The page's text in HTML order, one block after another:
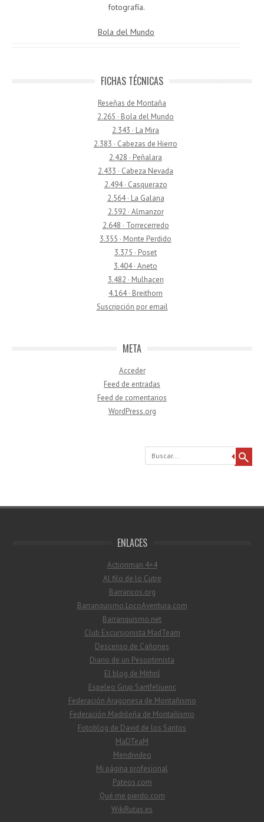
fotografía.
Bola del Mundo
FICHAS TÉCNICAS
Reseñas de Montaña
2.265 · Bola del Mundo
2.343 · La Mira
2.383 · Cabezas de Hierro
2.428 · Peñalara
2.433 · Cabeza Nevada
2.494 · Casquerazo
2.564 · La Galana
2.592 · Almanzor
2.648 · Torrecerredo
3.355 · Monte Perdido
3.375 · Poset
3.404 · Aneto
3.482 · Mulhacen
4.164 · Breithorn
Suscripción por email
META
Acceder
Feed de entradas
Feed de comentarios
WordPress.org
Buscar
ENLACES
Actionman 4×4
Al filo de lo Cutre
Barrancos.org
Barranquismo.LocoAventura.com
Barranquismo.net
Club Excursionista MadTeam
Descenso de Cañones
Diario de un Pesoptimista
El blog de Mithril
Espeleo Grup Santfeliuenc
Federación Aragonesa de Montañismo
Federación Madrileña de Montañismo
Fotoblog de David de los Santos
MaDTeaM
Mendivideo
Mi página profesional
Pateos.com
Qué me pierdo.com
WikiRutas.es